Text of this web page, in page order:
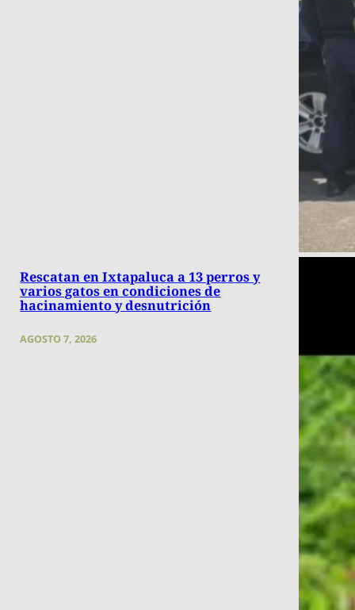
Rescatan en Ixtapaluca a 13 perros y
varios gatos en condiciones de
hacinamiento y desnutrición
AGOSTO 7, 2026